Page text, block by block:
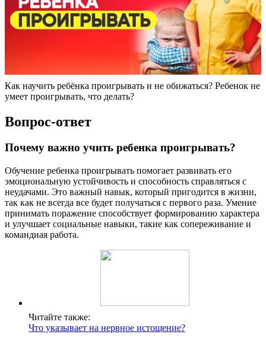
Как научить ребёнка проигрывать и не обижаться? Ребенок не
умеет проигрывать, что делать?
Вопрос-ответ
Почему важно учить ребенка проигрывать?
Обучение ребенка проигрывать помогает развивать его
эмоциональную устойчивость и способность справляться с
неудачами. Это важный навык, который пригодится в жизни,
так как не всегда все будет получаться с первого раза. Умение
принимать поражение способствует формированию характера
и улучшает социальные навыки, такие как сопереживание и
командная работа.
Читайте также:
Что указывает на нервное истощение?